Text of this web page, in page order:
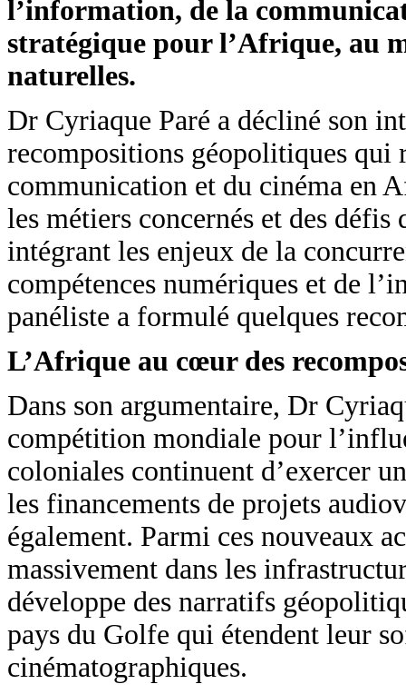
l’information, de la
stratégique pour l’Afrique, au
naturelles.
Dr Cyriaque Paré a décliné son
recompositions géopolitiques qui
communication et du cinéma en
les métiers concernés et des
intégrant les enjeux de la
compétences numériques et de
panéliste a formulé quelques
L’Afrique au cœur des
Dans son argumentaire, Dr
compétition mondiale pour
coloniales continuent d’exercer
les financements de projets
également. Parmi ces nouveaux
massivement dans les
développe des narratifs
pays du Golfe qui étendent leur
cinématographiques.